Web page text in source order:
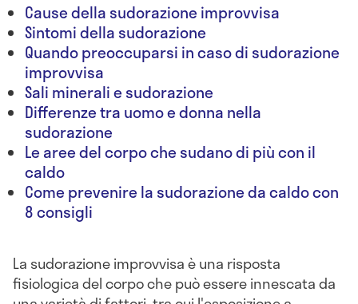
Cause della sudorazione improvvisa
Sintomi della sudorazione
Quando preoccuparsi in caso di sudorazione
improvvisa
Sali minerali e sudorazione
Differenze tra uomo e donna nella
sudorazione
Le aree del corpo che sudano di più con il
caldo
Come prevenire la sudorazione da caldo con
8 consigli
La sudorazione improvvisa è una risposta
fisiologica del corpo che può essere innescata da